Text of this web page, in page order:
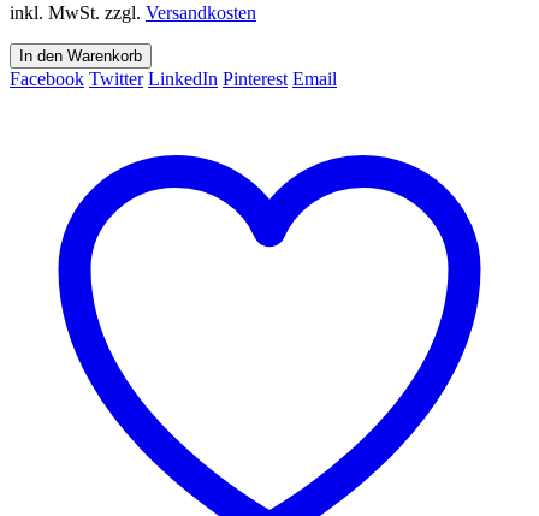
inkl. MwSt. zzgl. Versandkosten
In den Warenkorb
Facebook Twitter LinkedIn Pinterest Email